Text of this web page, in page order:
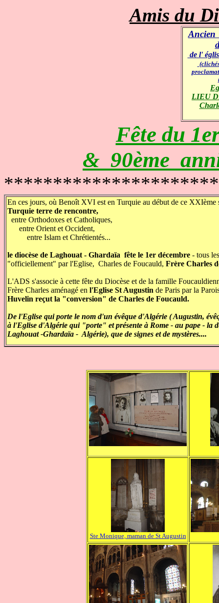
Amis du
Ancien
de l'
LIEU
Fête du
& 90ème
En ces jours, où Benoît XVI est en Turquie au début de ce XXIème
Turquie terre de rencontre,
entre Orthodoxes et Catholiques,
entre Orient et Occident,
entre Islam et Chrétientés...
le diocèse de Laghouat - Ghardaïa fête le 1er décembre - tous
"officiellement" par l'Eglise, Charles de Foucauld, Frère Charles
L'ADS s'associe à cette fête du Diocèse et de la famille
Frère Charles aménagé en l'Eglise St Augustin de Paris par la
Huvelin reçut la "conversion" de Charles de Foucauld.
De l'Eglise qui porte le nom d'un évêque d'Algérie ( Augustin,
à l'Eglise d'Algérie qui "porte" et présente à Rome - au pape - la
Laghouat -Ghardaïa - Algérie), que de signes et de mystères....
Ste Monique, maman de St Augustin